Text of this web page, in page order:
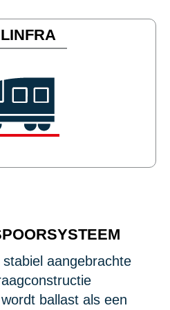
aangebrachte
ballast als een